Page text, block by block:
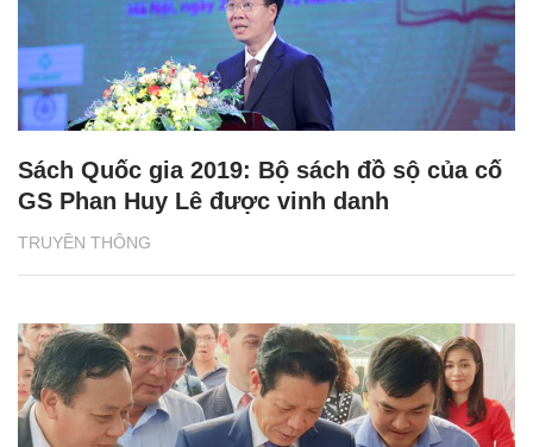
TRUYỀN THÔNG
Sách Quốc gia 2019: Bộ sách đồ sộ của cố
GS Phan Huy Lê được vinh danh